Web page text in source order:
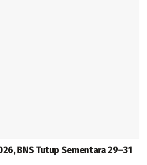
BNS Tutup Sementara 29–31